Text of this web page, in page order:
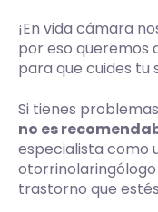
¡En vida cámara
por eso
para que cuides tu
Si tienes
no es
especialista como
trastorno que